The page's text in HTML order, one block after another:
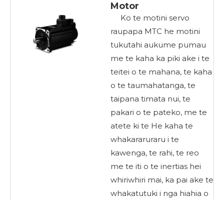
Motor
Ko te motini servo
raupapa MTC he motini
tukutahi aukume pumau
me te kaha ka piki ake i te
teitei o te mahana, te kaha
o te taumahatanga, te
taipana timata nui, te
pakari o te pateko, me te
atete ki te He kaha te
whakararuraru i te
kawenga, te rahi, te reo
me te iti o te inertias hei
whiriwhiri mai, ka pai ake te
whakatutuki i nga hiahia o